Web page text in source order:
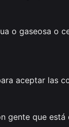
o gaseosa o
aceptar las
gente que está